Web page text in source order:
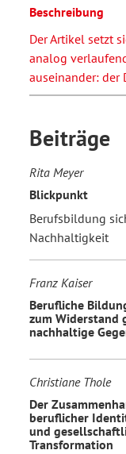
Beschreibung
Der Artikel setzt
analog
auseinander:
Beiträge
Rita Meyer
Blickpunkt
Berufsbildung
Nachhaltigkeit
Franz Kaiser
Berufliche
zum Widerstand
nachhaltige
Christiane Thole
Der
beruflicher
und
Transformation